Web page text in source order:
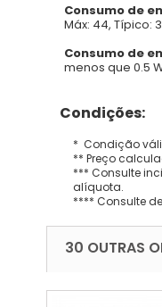
Consumo de
Máx: 44, Típico:
Consumo de
menos que 0.5
Condições:
* Condição
** Preço
*** Consulte
alíquota.
**** Consulte
30 OUTRAS